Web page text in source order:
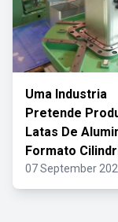
Uma Industria
Pretende
Latas De
Formato
07 September